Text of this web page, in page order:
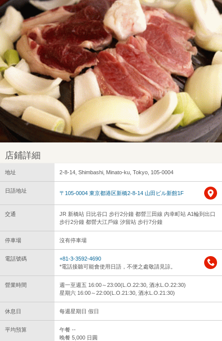
店鋪詳細
地址 2-8-14, Shimbashi, Minato-ku, Tokyo, 105-0004
日語地址 〒105-0004 東京都港区新橋2-8-14 山田ビル新館1F
交通
JR 新橋站 日比谷口 步行2分鐘 都營三田線 內幸町站 A1輪到出口
步行2分鐘 都營大江戶線 汐留站 步行7分鐘
停車場 沒有停車場
電話號碼
+81-3-3592-4690
*電話接聽可能會使用日語，不便之處敬請見諒。
營業時間
週一至週五 16:00～23:00(L.O.22:30, 酒水L.O.22:30)
星期六 16:00～22:00(L.O.21:30, 酒水L.O.21:30)
休息日 每週星期日 假日
平均預算
午餐 --
晚餐 5,000 日圓